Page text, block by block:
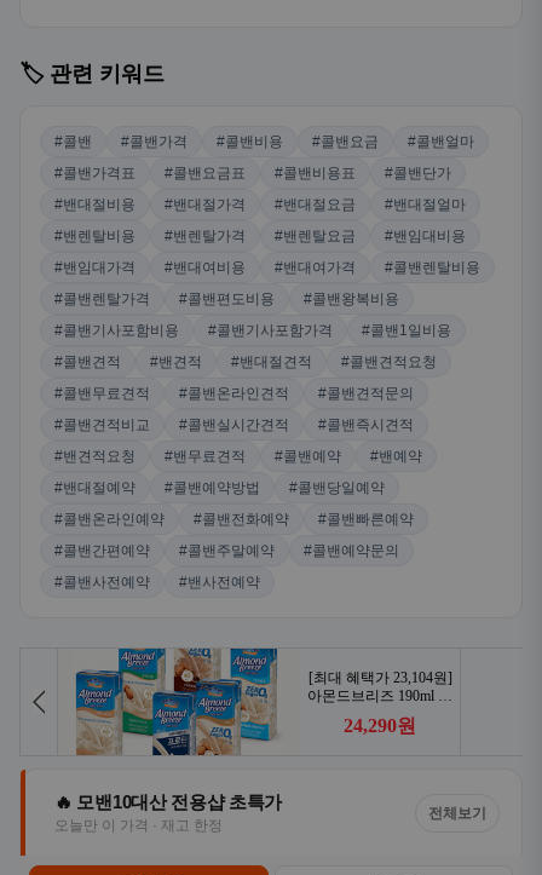
🏷️ 관련 키워드
#콜밴 #콜밴가격 #콜밴비용 #콜밴요금
#콜밴얼마
#콜밴가격표
#콜밴요금표 #콜밴비용표
#콜밴단가
#밴대절비용
#밴대절가격 #밴대절요금
#밴대절얼마
#밴렌탈비용
#밴렌탈가격 #밴렌탈요금
#밴임대비용
#밴임대가격
#밴대여비용 #밴대여가격
#콜밴렌탈비용
#콜밴렌탈가격
#콜밴편도비용
#콜밴왕복비용
#콜밴기사포함비용
#콜밴기사포함가격
#콜밴1일비용
#콜밴견적
#밴견적 #밴대절견적
#콜밴견적요청
#콜밴무료견적
#콜밴온라인견적
#콜밴견적문의
#콜밴견적비교
#콜밴실시간견적
#콜밴즉시견적
#밴견적요청
#밴무료견적 #콜밴예약
#밴예약
#밴대절예약
#콜밴예약방법
#콜밴당일예약
#콜밴온라인예약
#콜밴전화예약
#콜밴빠른예약
#콜밴간편예약
#콜밴주말예약
#콜밴예약문의
#콜밴사전예약
#밴사전예약
🔥 모밴10대산 전용샵 초특가
오늘만 이 가격 · 재고 한정
전체보기